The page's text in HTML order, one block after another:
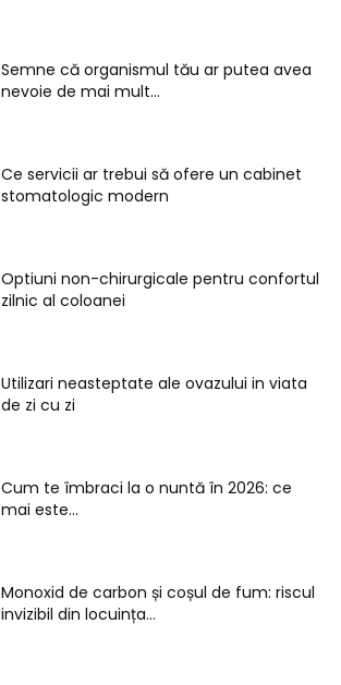
Semne că organismul tău ar putea avea
nevoie de mai mult...
Ce servicii ar trebui să ofere un cabinet
stomatologic modern
Optiuni non-chirurgicale pentru confortul
zilnic al coloanei
Utilizari neasteptate ale ovazului in viata
de zi cu zi
Cum te îmbraci la o nuntă în 2026: ce
mai este...
Monoxid de carbon și coșul de fum: riscul
invizibil din locuința...